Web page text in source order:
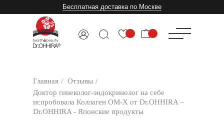
Бесплатная доставка по Москве
Главная / Отзывы /
Доктор гинеколог-эндокринолог на себе
испробовала Коллаген ОМ-Х от Dr.OHHIRA –
Dr.OHHIRA - Японские продукты